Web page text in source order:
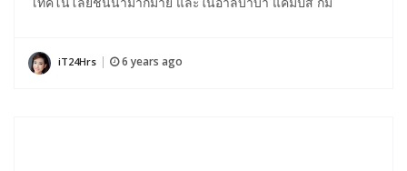
iT24Hrs 6 years ago